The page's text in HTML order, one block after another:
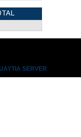
SERVER